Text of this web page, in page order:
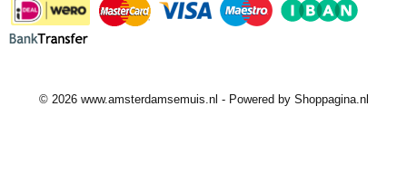
© 2026 www.amsterdamsemuis.nl - Powered by Shoppagina.nl